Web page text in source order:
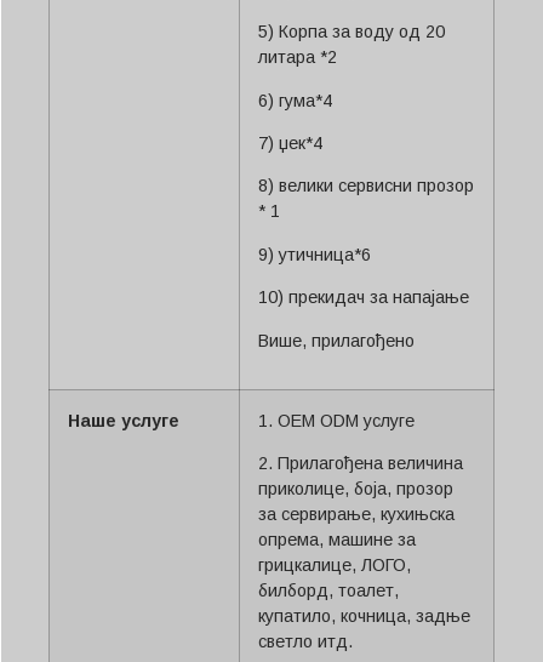
5) Корпа за воду од 20
литара *2
6) гума*4
7) џек*4
8) велики сервисни прозор
* 1
9) утичница*6
10) прекидач за напајање
Више, прилагођено
Наше услуге 1. OEM ODM услуге
2. Прилагођена величина
приколице, боја, прозор
за сервирање, кухињска
опрема, машине за
грицкалице, ЛОГО,
билборд, тоалет,
купатило, кочница, задње
светло итд.